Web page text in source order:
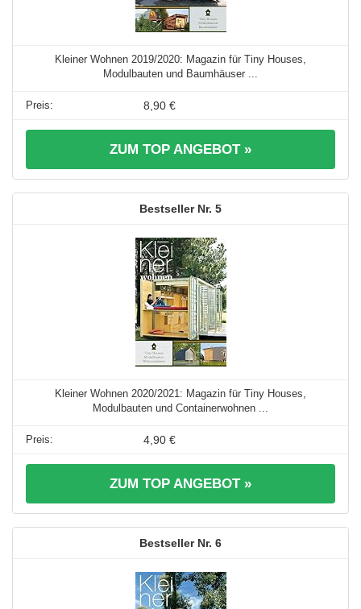
Kleiner Wohnen 2019/2020: Magazin für Tiny Houses,
Modulbauten und Baumhäuser ...
8,90 €
ZUM TOP ANGEBOT »
5
Kleiner Wohnen 2020/2021: Magazin für Tiny Houses,
Modulbauten und Containerwohnen ...
4,90 €
ZUM TOP ANGEBOT »
6